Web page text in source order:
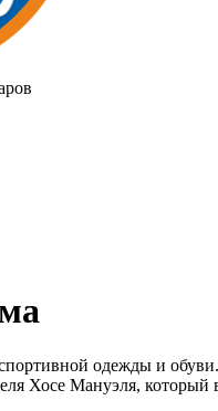
одежды и
Хосе Мануэля, который